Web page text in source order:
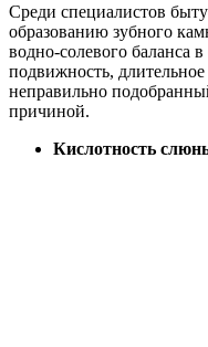
Среди специалистов
образованию зубного
водно-солевого баланса
подвижность,
неправильно
причиной.
Кислотность